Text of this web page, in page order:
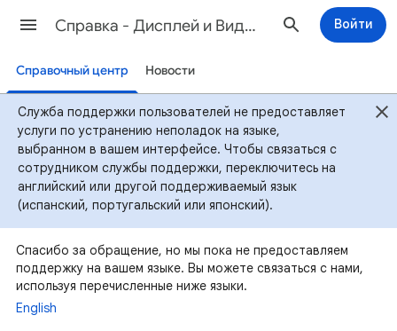
Cправка - Дисплей и Видео 360 Войти
Справочный центр Новости
Служба поддержки пользователей не предоставляет
услуги по устранению неполадок на языке,
выбранном в вашем интерфейсе. Чтобы связаться с
сотрудником службы поддержки, переключитесь на
английский или другой поддерживаемый язык
(испанский, португальский или японский).
Спасибо за обращение, но мы пока не предоставляем
поддержку на вашем языке. Вы можете связаться с нами,
используя перечисленные ниже языки.
English